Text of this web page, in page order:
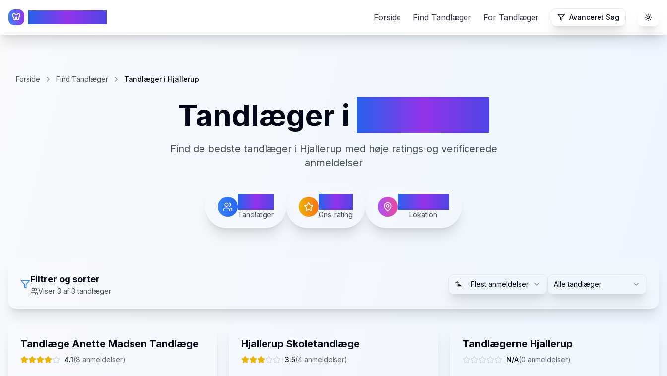
🦷 Forside Find Tandlæger For Tandlæger Avanceret Søg
Forside Find Tandlæger Tandlæger i Hjallerup
Tandlæger i
Find de bedste tandlæger i Hjallerup med høje ratings og verificerede
anmeldelser
Tandlæger Gns. rating Lokation
Filtrer og sorter
Viser 3 af 3 tandlæger
Flest anmeldelser Alle tandlæger
Tandlæge Anette Madsen Tandlæge
4.1(8 anmeldelser)
Hjallerup Skoletandlæge
3.5(4 anmeldelser)
Tandlægerne Hjallerup
N/A(0 anmeldelser)